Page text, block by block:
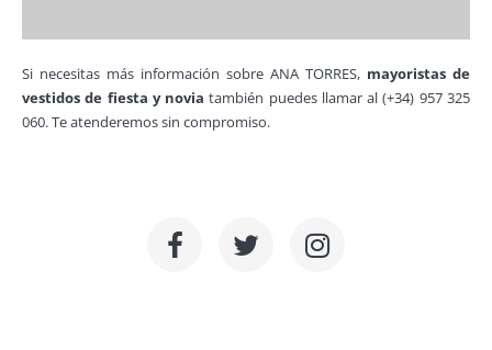
Si necesitas más información sobre ANA TORRES, mayoristas de
vestidos de fiesta y novia también puedes llamar al (+34) 957 325
060. Te atenderemos sin compromiso.